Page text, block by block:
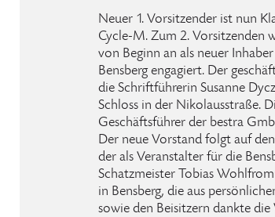
Neuer 1. Vorsitzender ist nun
Cycle-M. Zum 2. Vorsitzenden
von Beginn an als neuer
Bensberg engagiert. Der
die Schriftführerin Susanne
Schloss in der Nikolausstraße.
Geschäftsführer der bestra
Der neue Vorstand folgt auf
der als Veranstalter für die
Schatzmeister Tobias
in Bensberg, die aus
sowie den Beisitzern dankte